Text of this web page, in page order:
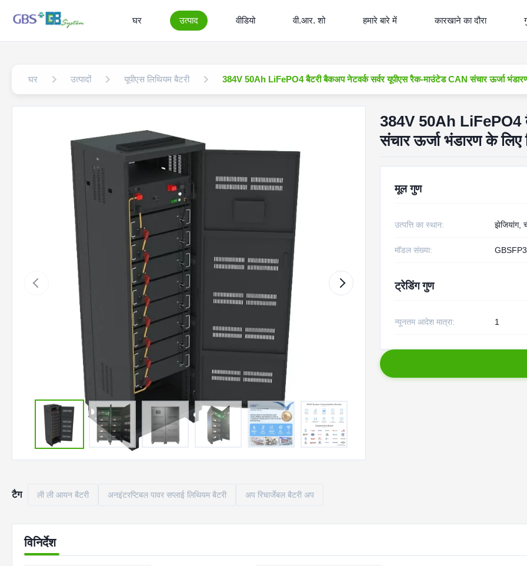
घर उत्पाद वीडियो वी.आर. शो हमारे बारे में कारखाने का दौरा
घर उत्पादों यूपीएस लिथियम बैटरी 384V 50Ah LiFePO4 बैटरी बैकअप नेटवर्क सर्वर यूपीएस रैक-माउंटेड CAN संचार ऊर्जा
384V 50Ah LiFePO4
संचार ऊर्जा भंडारण के लिए
मूल गुण
उत्पत्ति का स्थान: झेजियांग,
मॉडल संख्या:
ट्रेडिंग गुण
न्यूनतम आदेश मात्रा: 1
टैग ली ली आयन बैटरी अनइंटरप्टिबल पावर सप्लाई लिथियम बैटरी अप रिचार्जेबल बैटरी अप
विनिर्देश